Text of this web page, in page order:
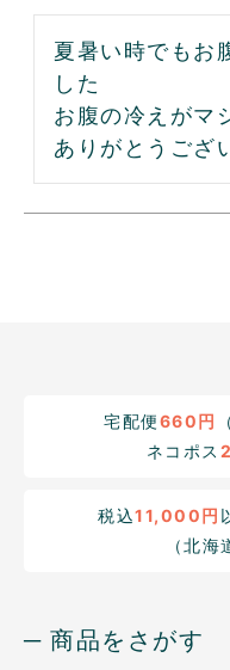
夏暑い時でもお
した
お腹の冷えがマ
ありがとうござ
宅配便660円
ネコポス
税込11,000円
（北海
─ 商品をさがす